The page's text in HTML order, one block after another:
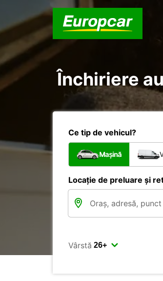
Închiriere
Ce tip de vehicul?
Mașină
Locație de preluare și
Vârstă